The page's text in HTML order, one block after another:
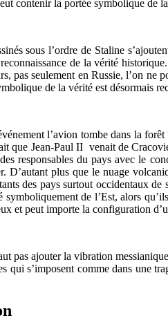
contenir la portée symbolique de
sous l’ordre de Staline
de la vérité
pas seulement en Russie, l’on ne
de la vérité est désormais
l’avion tombe dans la
que Jean-Paul II venait de
responsables du pays avec le
D’autant plus que le nuage
des pays surtout occidentaux
de l’Est, alors
et peut importe la configuration
pas ajouter la vibration
qui s’imposent comme dans une